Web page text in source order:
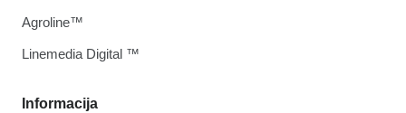
Informacija
Agroline™
Linemedia Digital ™